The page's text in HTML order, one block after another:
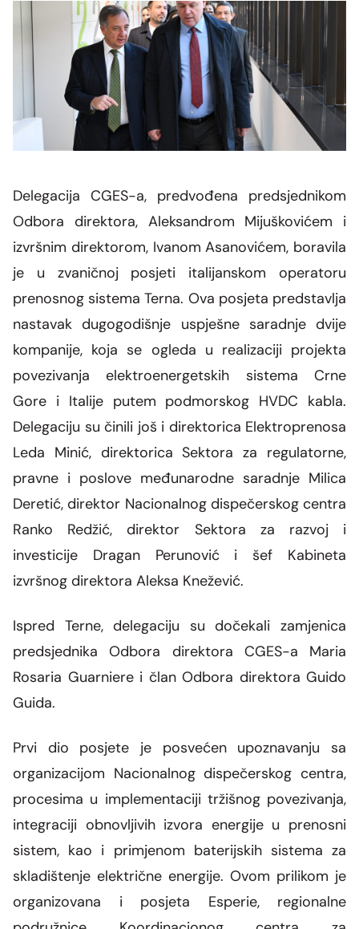
Grupa za rad SMM bloka
Energetska zajednica
Med-TSO
Dalekovodna mreža
Objekti CGES-a
Priključenje na prenosnu mrežu
Naše kompanije
CGES i životna sredina
Organizaciona šema
Skupština akcionara
Vlasnička struktura
Vijesti i događaji
Foto
Video
Međunarodni propisi
Zakoni
Podzakonski akti
Regulatorni okvir
Interna akta CGES-a
Zaštita podataka o ličnosti
Slobodan pristup informacijama
Razvoj sistema
Delegacija CGES-a, predvođena predsjednikom
Odbora direktora, Aleksandrom Mijuškovićem i
izvršnim direktorom, Ivanom Asanovićem, boravila
je u zvaničnoj posjeti italijanskom operatoru
prenosnog sistema Terna. Ova posjeta predstavlja
nastavak dugogodišnje uspješne saradnje dvije
kompanije, koja se ogleda u realizaciji projekta
povezivanja elektroenergetskih sistema Crne
Gore i Italije putem podmorskog HVDC kabla.
Delegaciju su činili još i direktorica Elektroprenosa
Leda Minić, direktorica Sektora za regulatorne,
pravne i poslove međunarodne saradnje Milica
Deretić, direktor Nacionalnog dispečerskog centra
Ranko Redžić, direktor Sektora za razvoj i
investicije Dragan Perunović i šef Kabineta
izvršnog direktora Aleksa Knežević.
Ispred Terne, delegaciju su dočekali zamjenica
predsjednika Odbora direktora CGES-a Maria
Rosaria Guarniere i član Odbora direktora Guido
Guida.
Prvi dio posjete je posvećen upoznavanju sa
organizacijom Nacionalnog dispečerskog centra,
procesima u implementaciji tržišnog povezivanja,
integraciji obnovljivih izvora energije u prenosni
sistem, kao i primjenom baterijskih sistema za
skladištenje električne energije. Ovom prilikom je
organizovana i posjeta Esperie, regionalne